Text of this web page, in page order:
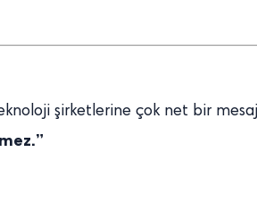
şirketlerine çok net bir